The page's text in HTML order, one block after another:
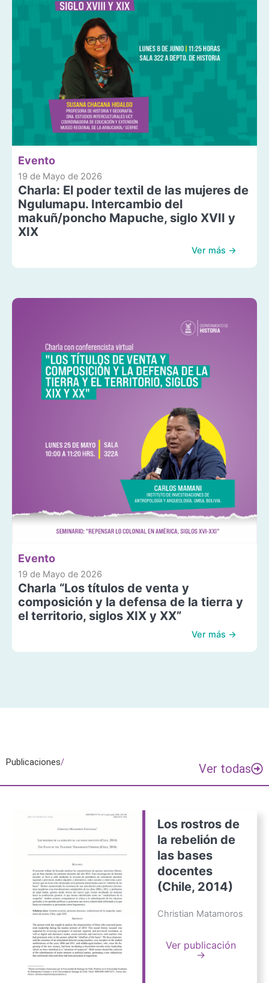
Evento
19 de Mayo de 2026
Charla: El poder textil de las mujeres de
Ngulumapu. Intercambio del
makuñ/poncho Mapuche, siglo XVII y
XIX
Ver más →
Evento
19 de Mayo de 2026
Charla “Los títulos de venta y
composición y la defensa de la tierra y
el territorio, siglos XIX y XX”
Ver más →
Publicaciones/ Ver todas
Los rostros de
la rebelión de
las bases
docentes
(Chile, 2014)
Christian Matamoros
Ver publicación
→